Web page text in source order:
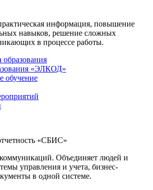
информация, повышение
навыков, решение сложных
в процессе работы.
«ЭЛКОД»
обучение
«СБИС»
Объединяет людей и
управления и учета, бизнес-
в одной системе.